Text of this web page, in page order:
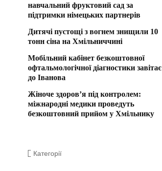
навчальний фруктовий сад за
підтримки німецьких партнерів
Дитячі пустощі з вогнем знищили 10
тонн сіна на Хмільниччині
Мобільний кабінет безкоштовної
офтальмологічної діагностики завітає
до Іванова
Жіноче здоров’я під контролем:
міжнародні медики проведуть
безкоштовний прийом у Хмільнику
Категорії